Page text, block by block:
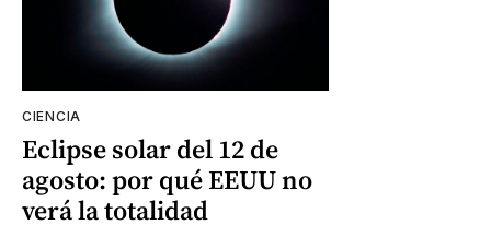
CIENCIA
Eclipse solar del 12 de
agosto: por qué EEUU no
verá la totalidad